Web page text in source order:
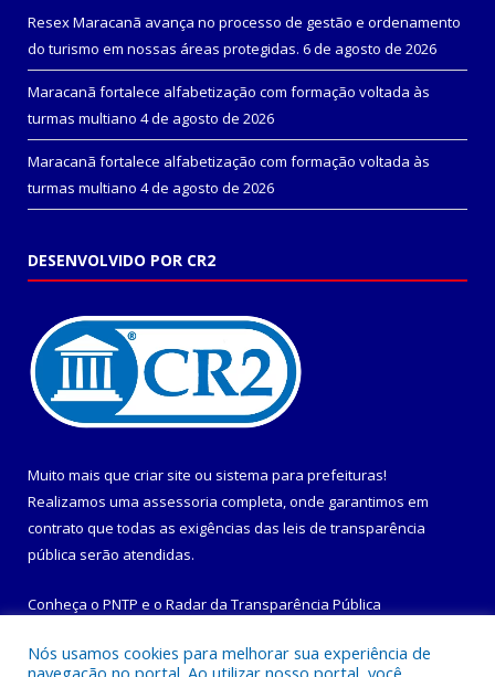
Resex Maracanã avança no processo de gestão e ordenamento
do turismo em nossas áreas protegidas. 6 de agosto de 2026
Maracanã fortalece alfabetização com formação voltada às
turmas multiano 4 de agosto de 2026
Maracanã fortalece alfabetização com formação voltada às
turmas multiano 4 de agosto de 2026
DESENVOLVIDO POR CR2
Muito mais que criar site ou sistema para prefeituras!
Realizamos uma assessoria completa, onde garantimos em
contrato que todas as exigências das leis de transparência
pública serão atendidas.
Conheça o PNTP e o Radar da Transparência Pública
Nós usamos cookies para melhorar sua experiência de
navegação no portal. Ao utilizar nosso portal, você